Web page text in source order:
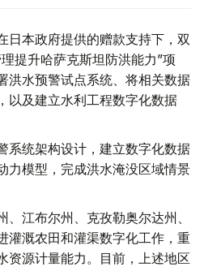
日本政府提供的赠款支持下，双
提升哈萨克斯坦防洪能力”项
洪水预警试点系统、将相关数据
以及建立水利工程数字化数据
系统架构设计，建立数字化数据
力模型，完成洪水淹没区域情景
江布尔州、克孜勒奥尔达州、
灌溉农田和灌渠数字化工作，重
资源计量能力。目前，上述地区